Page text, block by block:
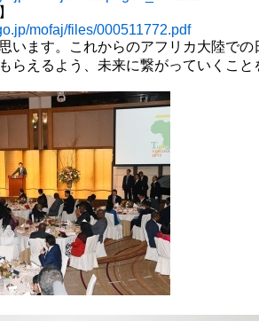
mofaj/files/000511772.pdf
います。これからのアフリカ大陸で
らえるよう、未来に繋がっていくこ